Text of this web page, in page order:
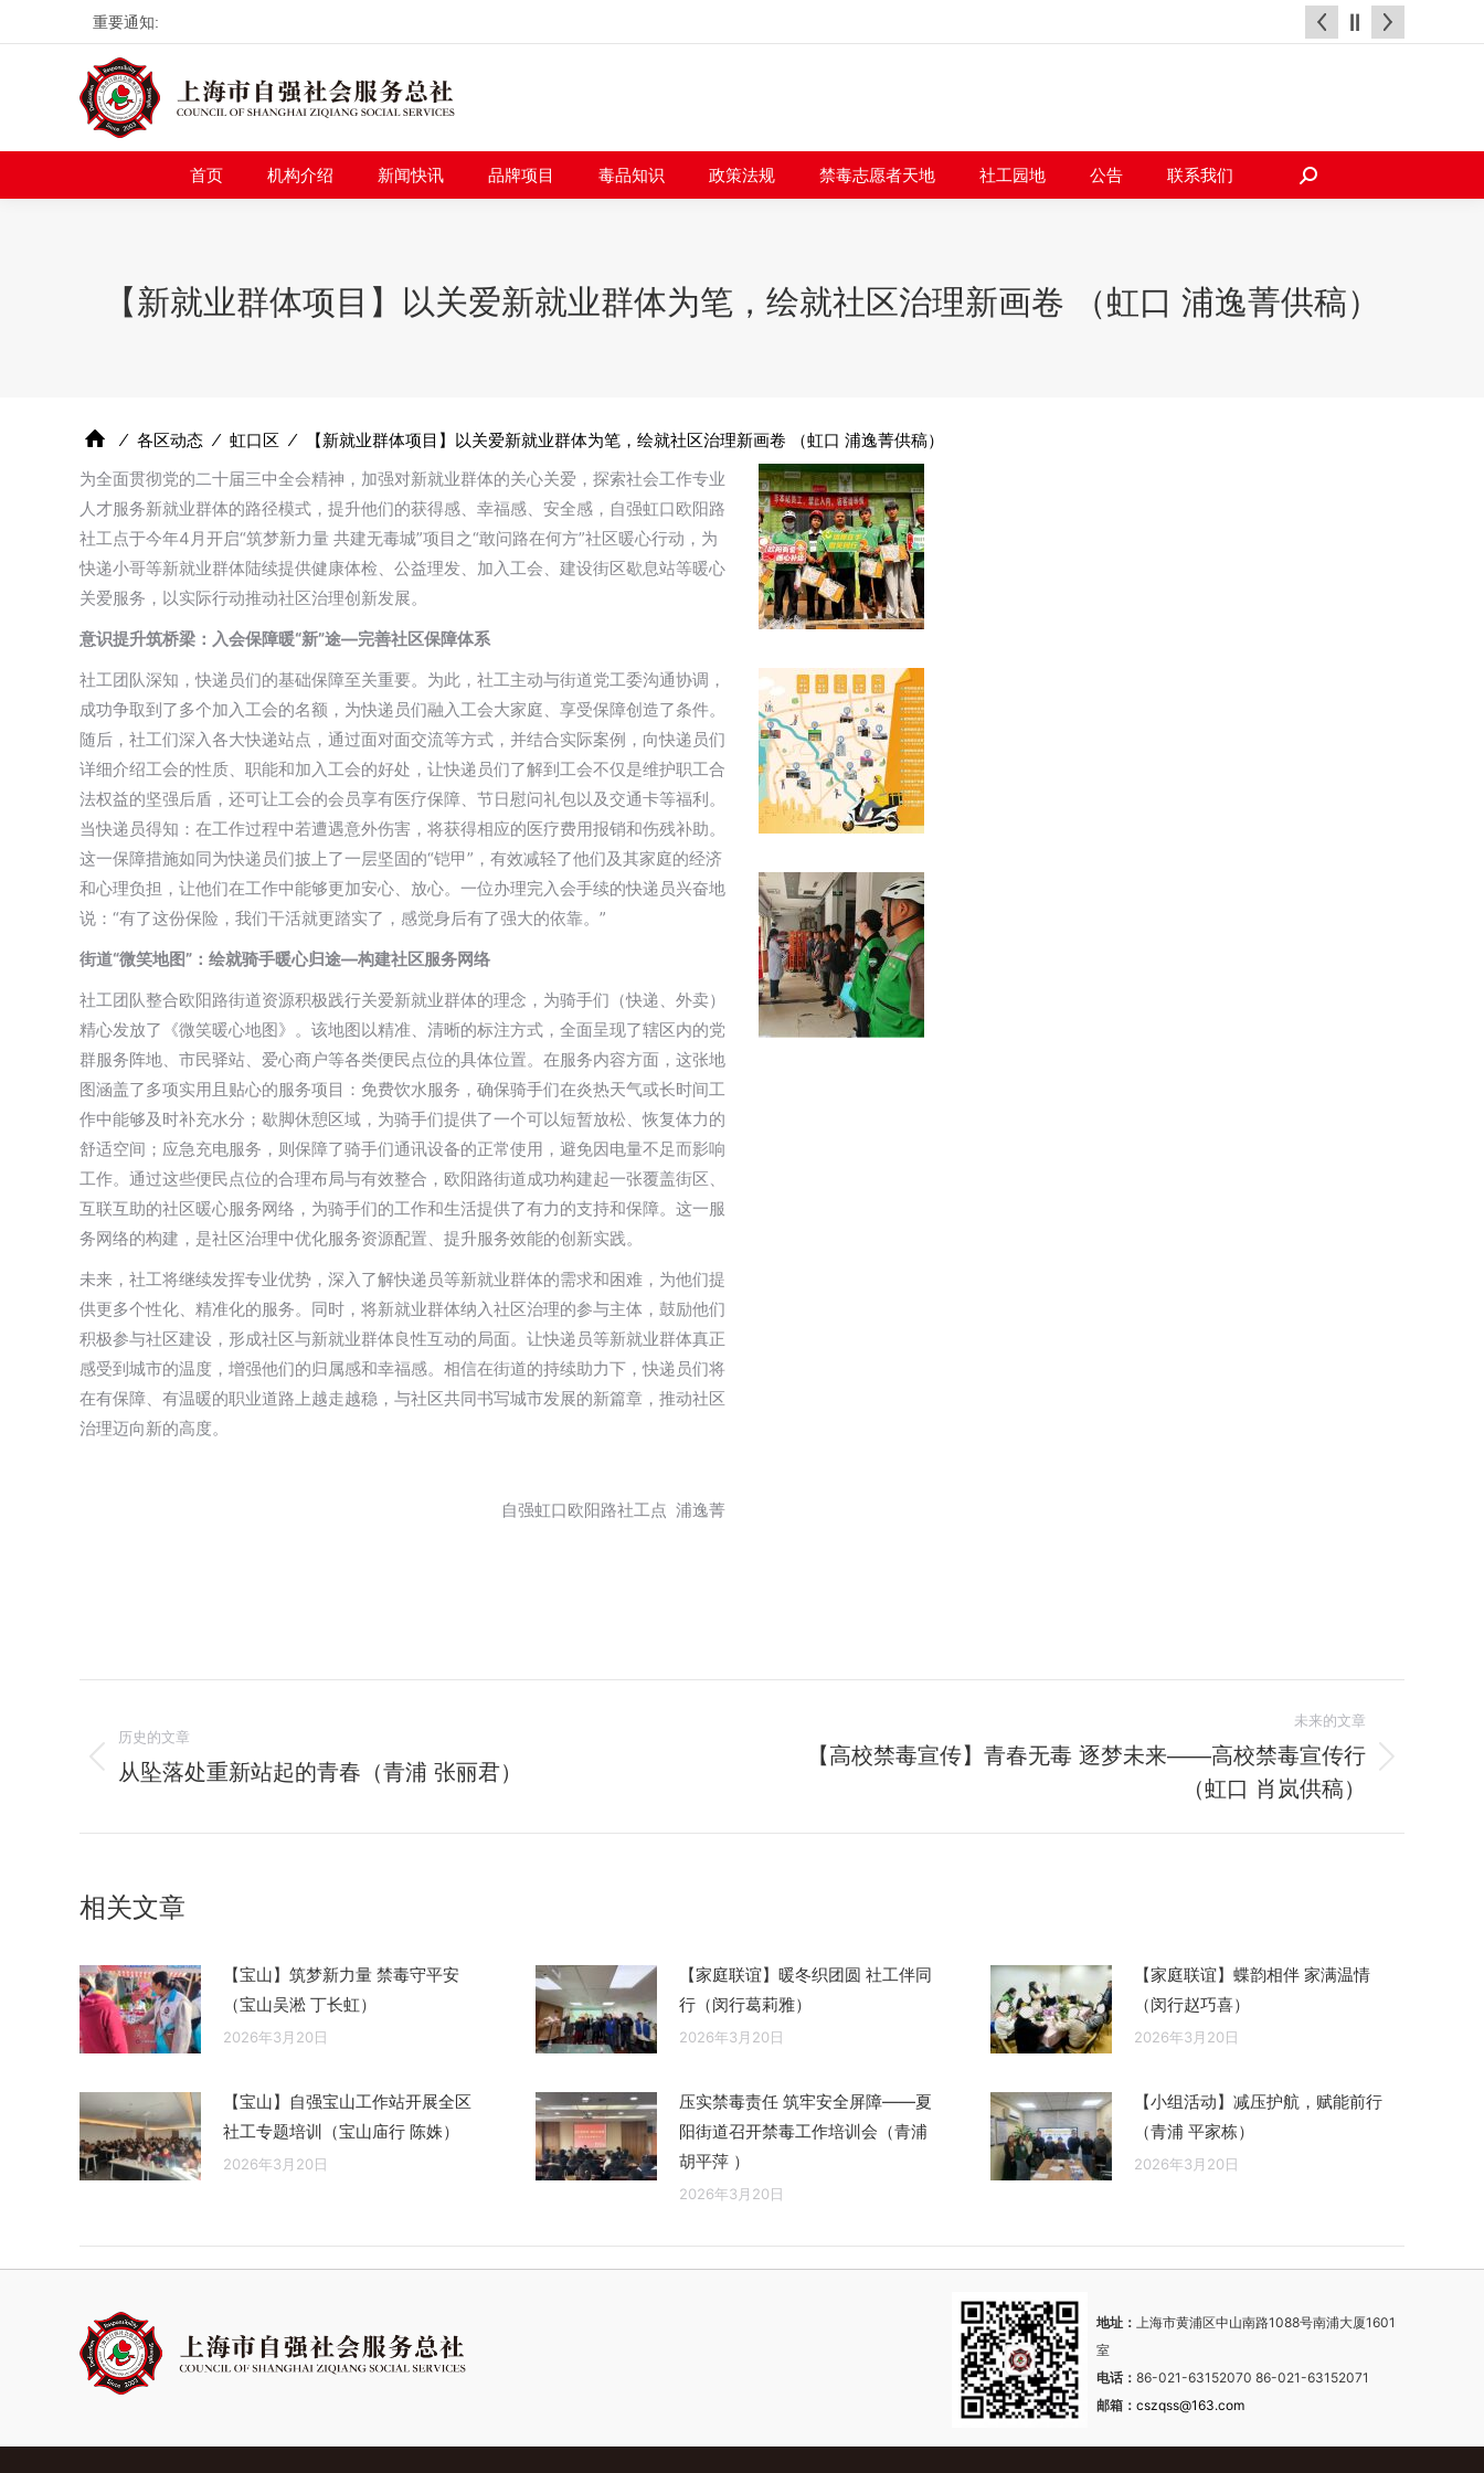
重要通知:
首页 机构介绍 新闻快讯 品牌项目 毒品知识 政策法规 禁毒志愿者天地 社工园地 公告 联系我们
搜
【新就业群体项目】以关爱新就业群体为笔，绘就社区治理新画卷 （虹口 浦逸菁供稿）
⁄ 各区动态 ⁄ 虹口区 ⁄
【新就业群体项目】以关爱新就业群体为笔，绘就社区治理新画卷 （虹口 浦逸菁供稿）
为全面贯彻党的二十届三中全会精神，加强对新就业群体的关心关爱，探索社会工作专业
人才服务新就业群体的路径模式，提升他们的获得感、幸福感、安全感，自强虹口欧阳路
社工点于今年4月开启“筑梦新力量 共建无毒城”项目之“敢问路在何方”社区暖心行动，为
快递小哥等新就业群体陆续提供健康体检、公益理发、加入工会、建设街区歇息站等暖心
关爱服务，以实际行动推动社区治理创新发展。
意识提升筑桥梁：入会保障暖“新”途—完善社区保障体系
社工团队深知，快递员们的基础保障至关重要。为此，社工主动与街道党工委沟通协调，
成功争取到了多个加入工会的名额，为快递员们融入工会大家庭、享受保障创造了条件。
随后，社工们深入各大快递站点，通过面对面交流等方式，并结合实际案例，向快递员们
详细介绍工会的性质、职能和加入工会的好处，让快递员们了解到工会不仅是维护职工合
法权益的坚强后盾，还可让工会的会员享有医疗保障、节日慰问礼包以及交通卡等福利。
当快递员得知：在工作过程中若遭遇意外伤害，将获得相应的医疗费用报销和伤残补助。
这一保障措施如同为快递员们披上了一层坚固的“铠甲”，有效减轻了他们及其家庭的经济
和心理负担，让他们在工作中能够更加安心、放心。一位办理完入会手续的快递员兴奋地
说：“有了这份保险，我们干活就更踏实了，感觉身后有了强大的依靠。”
街道“微笑地图”：绘就骑手暖心归途—构建社区服务网络
社工团队整合欧阳路街道资源积极践行关爱新就业群体的理念，为骑手们（快递、外卖）
精心发放了《微笑暖心地图》。该地图以精准、清晰的标注方式，全面呈现了辖区内的党
群服务阵地、市民驿站、爱心商户等各类便民点位的具体位置。在服务内容方面，这张地
图涵盖了多项实用且贴心的服务项目：免费饮水服务，确保骑手们在炎热天气或长时间工
作中能够及时补充水分；歇脚休憩区域，为骑手们提供了一个可以短暂放松、恢复体力的
舒适空间；应急充电服务，则保障了骑手们通讯设备的正常使用，避免因电量不足而影响
工作。通过这些便民点位的合理布局与有效整合，欧阳路街道成功构建起一张覆盖街区、
互联互助的社区暖心服务网络，为骑手们的工作和生活提供了有力的支持和保障。这一服
务网络的构建，是社区治理中优化服务资源配置、提升服务效能的创新实践。
未来，社工将继续发挥专业优势，深入了解快递员等新就业群体的需求和困难，为他们提
供更多个性化、精准化的服务。同时，将新就业群体纳入社区治理的参与主体，鼓励他们
积极参与社区建设，形成社区与新就业群体良性互动的局面。让快递员等新就业群体真正
感受到城市的温度，增强他们的归属感和幸福感。相信在街道的持续助力下，快递员们将
在有保障、有温暖的职业道路上越走越稳，与社区共同书写城市发展的新篇章，推动社区
治理迈向新的高度。
自强虹口欧阳路社工点 浦逸菁
章
航
历史的文章
历
的
章：
从坠落处重新站起的青春（青浦 张丽君）
未来的文章
的
【高校禁毒宣传】青春无毒 逐梦未来——高校禁毒宣传行
（虹口 肖岚供稿）
相关文章
【宝山】筑梦新力量 禁毒守平安
（宝山吴淞 丁长虹）
2026年3月20日
【家庭联谊】暖冬织团圆 社工伴同
行（闵行葛莉雅）
2026年3月20日
【家庭联谊】蝶韵相伴 家满温情
（闵行赵巧喜）
2026年3月20日
【宝山】自强宝山工作站开展全区
社工专题培训（宝山庙行 陈姝）
2026年3月20日
压实禁毒责任 筑牢安全屏障——夏
阳街道召开禁毒工作培训会（青浦
胡平萍 ）
2026年3月20日
【小组活动】减压护航，赋能前行
（青浦 平家栋）
2026年3月20日
地址：上海市黄浦区中山南路1088号南浦大厦1601
室
电话：86-021-63152070 86-021-63152071
邮箱：cszqss@163.com
首页 机构介绍 新闻快讯 品牌项目 毒品知识 政策法规 禁毒志愿者天地 社工园地 公告 联系我们
搜